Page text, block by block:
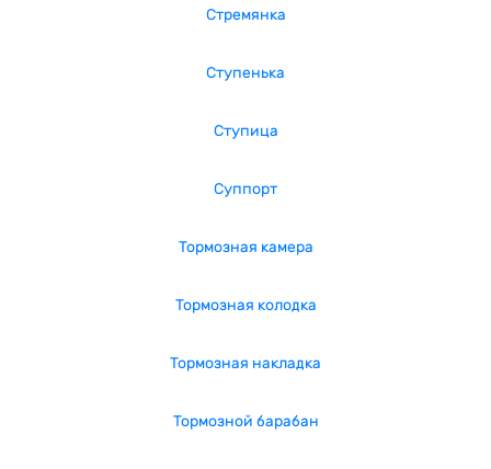
Стремянка
Ступенька
Ступица
Суппорт
Тормозная камера
Тормозная колодка
Тормозная накладка
Тормозной барабан